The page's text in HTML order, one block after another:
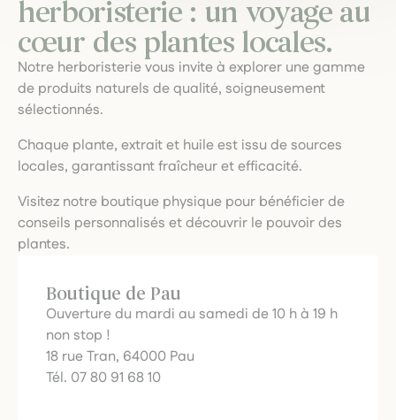
herboristerie : un voyage au
cœur des plantes locales.
Notre herboristerie vous invite à explorer une gamme
de produits naturels de qualité, soigneusement
sélectionnés.
Chaque plante, extrait et huile est issu de sources
locales, garantissant fraîcheur et efficacité.
Visitez notre boutique physique pour bénéficier de
conseils personnalisés et découvrir le pouvoir des
plantes.
Boutique de Pau
Ouverture du mardi au samedi de 10 h à 19 h
non stop !
18 rue Tran, 64000 Pau
Tél. 07 80 91 68 10